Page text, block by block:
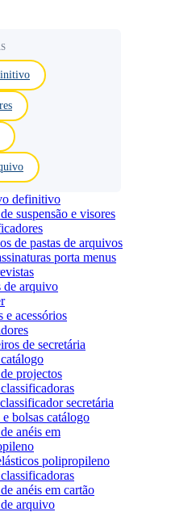
definitivo
suspensão e visores
de pastas de arquivos
porta menus
de arquivo
e acessórios
de secretária
projectos
secretária
bolsas catálogo
anéis em
polipropileno
anéis em cartão
de arquivo